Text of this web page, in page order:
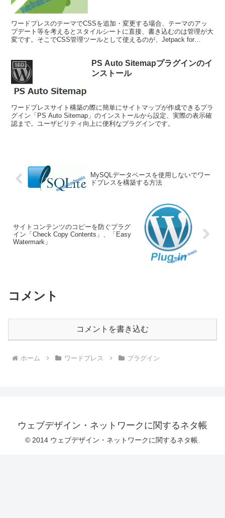
ワードプレスのテーマでCSSを追加・変更する場合、テーマのアッ
プデート等を考えるとスタイルシートに直接、書き込むのは管理が大
変です。そこでCSS管理ツールとして使えるのが、Jetpack for
SEO
PS Auto Sitemapプラグインのイ
ンストール
ワードプレスサイト構築の際に簡単にサイトマップが作成できるプラ
グイン「PS Auto Sitemap」のインストールから設定、実際の表示確
認まで。ユーザビリティ向上に便利なプラグインです。
MySQLデータベースを使用しないでワー
ドプレスを構築する方法
サイトコンテンツのコピーを防ぐプラグ
イン「Check Copy Contents」、「Easy
Watermark」
コメント
コメントを書き込む
ホーム ワードプレス プラグイン
ウェブデザイン・ネットワークに関するネタ帳
© 2014 ウェブデザイン・ネットワークに関するネタ帳.